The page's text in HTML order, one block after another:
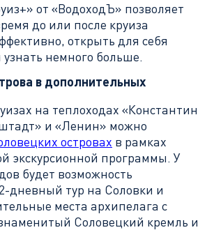
от «ВодоходЪ» позволяет
до или после круиза
открыть для себя
немного больше.
в дополнительных
на теплоходах «Константин
и «Ленин» можно
островах в рамках
экскурсионной программы. У
будет возможность
дневный тур на Соловки и
места архипелага с
Соловецкий кремль и